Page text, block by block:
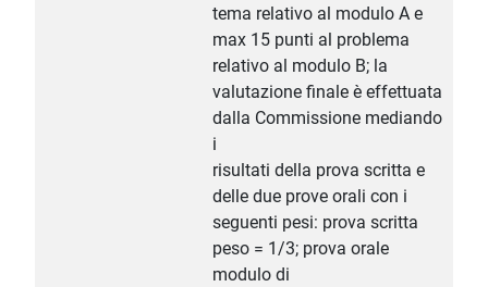
tema relativo al modulo A e
max 15 punti al problema
relativo al modulo B; la
valutazione finale è effettuata
dalla Commissione mediando
i
risultati della prova scritta e
delle due prove orali con i
seguenti pesi: prova scritta
peso = 1/3; prova orale
modulo di